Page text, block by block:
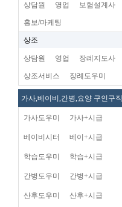
상담원 영업 보험설계사
홍보/마케팅
상조
상담원 영업 장례지도사
상조서비스 장례도우미
가사,베이비,간병,요양 구인구직
가사도우미 가사+시급
베이비시터 베이+시급
학습도우미 학습+시급
간병도우미 간병+시급
산후도우미 산후+시급